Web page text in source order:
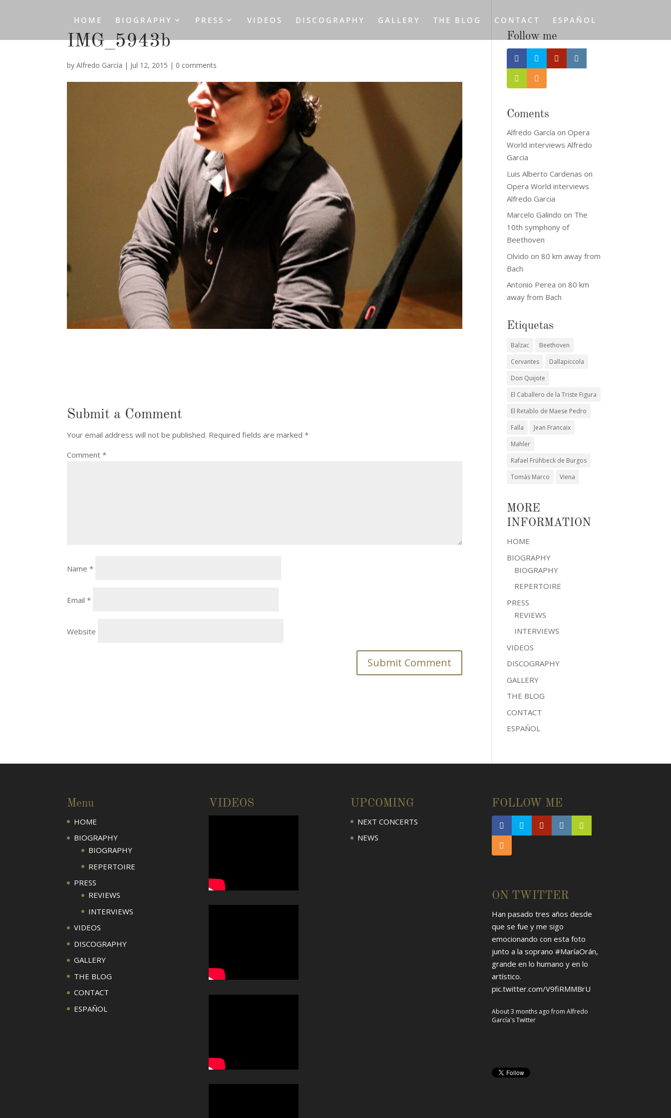
HOME BIOGRAPHY PRESS VIDEOS DISCOGRAPHY GALLERY THE BLOG CONTACT ESPAÑOL
IMG_5943b
byAlfredo García | Jul 12, 2015 | 0 comments
Submit a Comment
Your email address will not be published. Required fields are marked*
Comment*
Name*
Email*
Website
Follow me
Coments
Alfredo García onOpera
World interviews Alfredo
Garcia
Luis Alberto Cardenas on
Opera World interviews
Alfredo Garcia
Marcelo Galindo on The
10th symphony of
Beethoven
Olvido on80 km away from
Bach
Antonio Perea on80 km
away from Bach
Etiquetas
Balzac
Beethoven
Cervantes
Dallapiccola
Don Quijote
El Caballero de la Triste Figura
El Retablo de Maese Pedro
Falla
Jean Francaix
Mahler
Rafael Frühbeck de Burgos
Tomás Marco
Viena
MORE
INFORMATION
HOME
BIOGRAPHY
BIOGRAPHY
REPERTOIRE
PRESS
REVIEWS
INTERVIEWS
VIDEOS
DISCOGRAPHY
GALLERY
THE BLOG
CONTACT
ESPAÑOL
Menu
HOME
BIOGRAPHY
BIOGRAPHY
REPERTOIRE
PRESS
REVIEWS
INTERVIEWS
VIDEOS
DISCOGRAPHY
GALLERY
THE BLOG
CONTACT
ESPAÑOL
VIDEOS UPCOMING
NEXT CONCERTS
NEWS
FOLLOW ME
ON TWITTER
Han pasado tres años desde
que se fue y me sigo
emocionando con esta foto
junto a la soprano#MaríaOrán,
grande en lo humano y en lo
artístico.
pic.twitter.com/V9fiRMMBrU
About 3 months agofromAlfredo
García's Twitter